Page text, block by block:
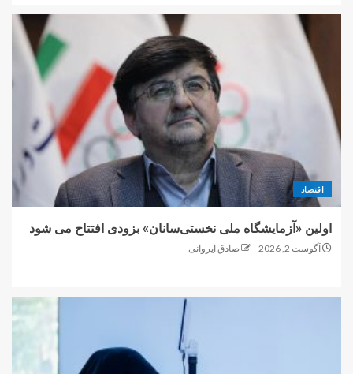
اقتصاد
اولین «آزمایشگاه ملی نخستی‌سانان» بزودی افتتاح می شود
آگوست 2, 2026 صادق ایروانی